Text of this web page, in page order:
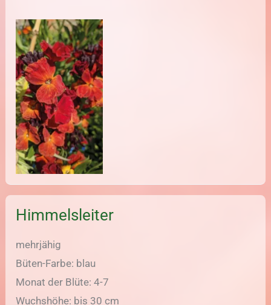
Himmelsleiter
mehrjähig
Büten-Farbe: blau
Monat der Blüte: 4-7
Wuchshöhe: bis 30 cm